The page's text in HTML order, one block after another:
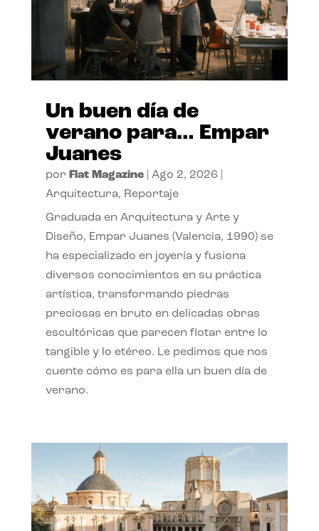
Un buen día de
verano para… Empar
Juanes
por Flat Magazine| Ago 2, 2026
Arquitectura, Reportaje
Graduada en Arquitectura y Arte y
Diseño, Empar Juanes (Valencia, 1990) se
ha especializado en joyería y fusiona
diversos conocimientos en su práctica
artística, transformando piedras
preciosas en bruto en delicadas obras
escultóricas que parecen flotar entre lo
tangible y lo etéreo. Le pedimos que nos
cuente cómo es para ella un buen día de
verano.